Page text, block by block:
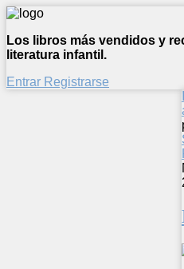
Los libros más vendidos y
literatura infantil.
Entrar Registrarse